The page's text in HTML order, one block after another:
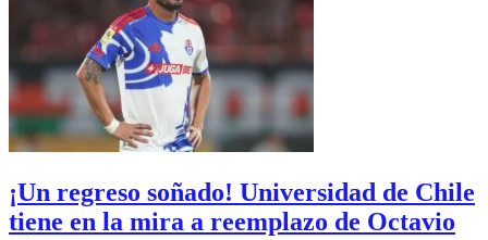
¡Un regreso soñado! Universidad de Chile
tiene en la mira a reemplazo de Octavio